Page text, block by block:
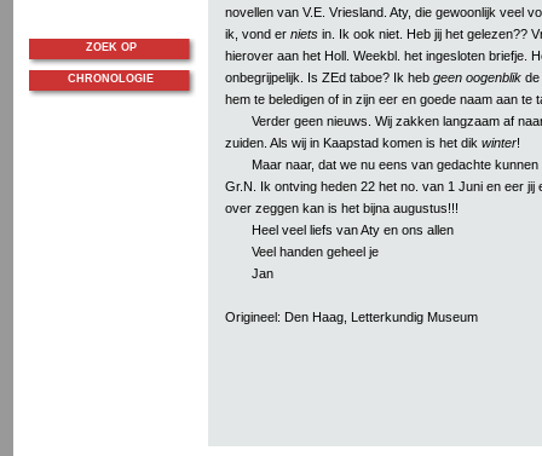
novellen van V.E. Vriesland. Aty, die gewoonlijk veel
ik, vond er niets in. Ik ook niet. Heb jij het gelezen??
hierover aan het Holl. Weekbl. het ingesloten briefje.
onbegrijpelijk. Is ZEd taboe? Ik heb geen oogenblik de
hem te beledigen of in zijn eer en goede naam aan te
Verder geen nieuws. Wij zakken langzaam af
zuiden. Als wij in Kaapstad komen is het dik winter!
Maar naar, dat we nu eens van gedachte
Gr.N. Ik ontving heden 22 het no. van 1 Juni en eer jij
over zeggen kan is het bijna augustus!!!
Heel veel liefs van Aty en ons allen
Veel handen geheel je
Jan
Origineel: Den Haag, Letterkundig Museum
ZOEK OP
CHRONOLOGIE